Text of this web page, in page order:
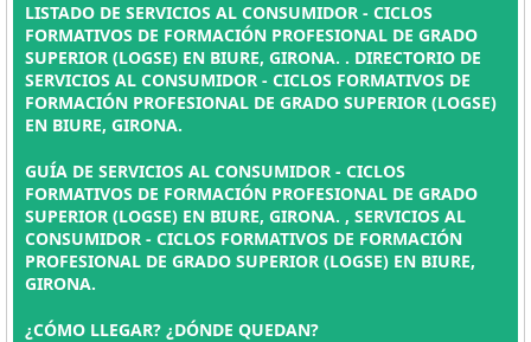
LISTADO DE SERVICIOS AL CONSUMIDOR - CICLOS
FORMATIVOS DE FORMACIÓN PROFESIONAL DE GRADO
SUPERIOR (LOGSE) EN BIURE, GIRONA. . DIRECTORIO DE
SERVICIOS AL CONSUMIDOR - CICLOS FORMATIVOS DE
FORMACIÓN PROFESIONAL DE GRADO SUPERIOR (LOGSE)
EN BIURE, GIRONA.
GUÍA DE SERVICIOS AL CONSUMIDOR - CICLOS
FORMATIVOS DE FORMACIÓN PROFESIONAL DE GRADO
SUPERIOR (LOGSE) EN BIURE, GIRONA. , SERVICIOS AL
CONSUMIDOR - CICLOS FORMATIVOS DE FORMACIÓN
PROFESIONAL DE GRADO SUPERIOR (LOGSE) EN BIURE,
GIRONA.
¿CÓMO LLEGAR? ¿DÓNDE QUEDAN?